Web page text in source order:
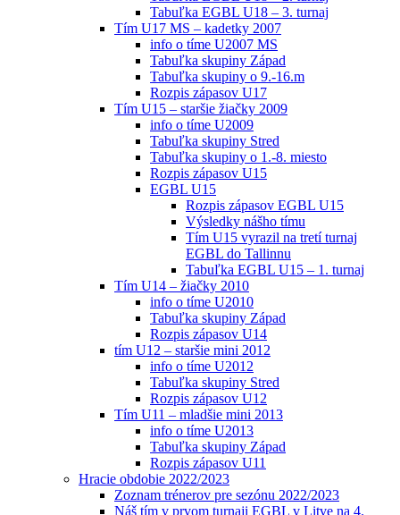
Tabuľka EGBL U18 – 3. turnaj
Tím U17 MS – kadetky 2007
info o tíme U2007 MS
Tabuľka skupiny Západ
Tabuľka skupiny o 9.-16.m
Rozpis zápasov U17
Tím U15 – staršie žiačky 2009
info o tíme U2009
Tabuľka skupiny Stred
Tabuľka skupiny o 1.-8. miesto
Rozpis zápasov U15
EGBL U15
Rozpis zápasov EGBL U15
Výsledky nášho tímu
Tím U15 vyrazil na tretí turnaj
EGBL do Tallinnu
Tabuľka EGBL U15 – 1. turnaj
Tím U14 – žiačky 2010
info o tíme U2010
Tabuľka skupiny Západ
Rozpis zápasov U14
tím U12 – staršie mini 2012
info o tíme U2012
Tabuľka skupiny Stred
Rozpis zápasov U12
Tím U11 – mladšie mini 2013
info o tíme U2013
Tabuľka skupiny Západ
Rozpis zápasov U11
Hracie obdobie 2022/2023
Zoznam trénerov pre sezónu 2022/2023
Náš tím v prvom turnaji EGBL v Litve na 4.